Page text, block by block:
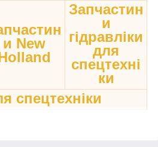
и New
Запчастин
и
гідравліки
для
спецтехні
ки
спецтехніки